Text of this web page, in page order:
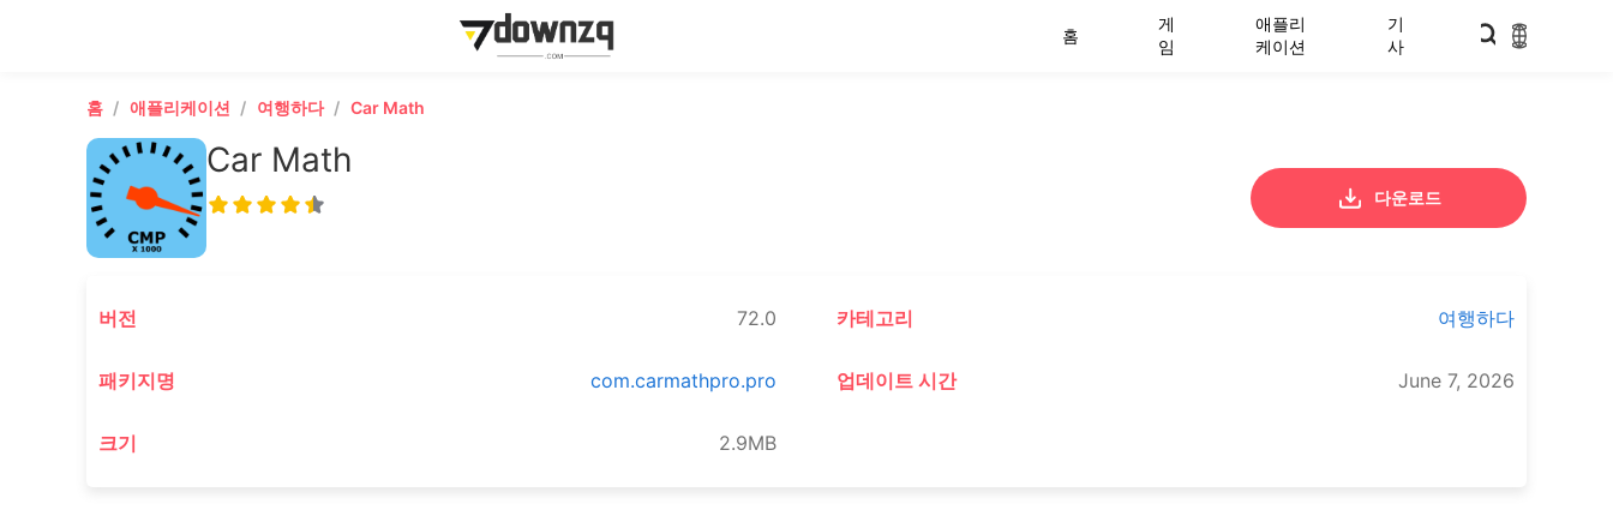
홈
게
임
애플리
케이션
기
사
홈 애플리케이션 여행하다 Car Math
Car Math
다운로드
버전 72.0 카테고리 여행하다
패키지명 com.carmathpro.pro 업데이트 시간 June 7, 2026
크기 2.9MB